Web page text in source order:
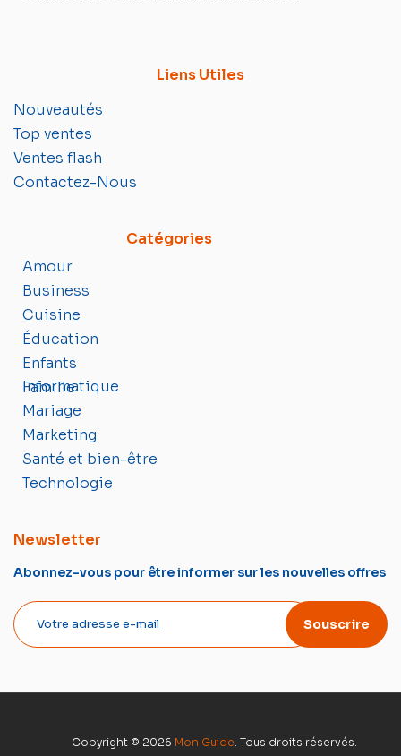
Liens Utiles
Nouveautés
Top ventes
Ventes flash
Contactez-Nous
Catégories
Amour
Business
Cuisine
Éducation
Enfants
Famille
Informatique
Mariage
Marketing
Santé et bien-être
Technologie
Newsletter
Abonnez-vous pour être informer sur les nouvelles offres
Souscrire
Copyright © 2026 Mon Guide . Tous droits réservés.